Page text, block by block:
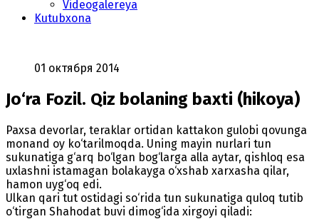
Videogalereya
Kutubxona
01 октября 2014
Jo‘ra Fozil. Qiz bolaning baxti (hikoya)
Paxsa devorlar, teraklar ortidan kattakon gulobi qovunga
monand oy ko‘tarilmoqda. Uning mayin nurlari tun
sukunatiga g‘arq bo‘lgan bog‘larga alla aytar, qishloq esa
uxlashni istamagan bolakayga o‘xshab xarxasha qilar,
hamon uyg‘oq edi.
Ulkan qari tut ostidagi so‘rida tun sukunatiga quloq tutib
o‘tirgan Shahodat buvi dimog‘ida xirgoyi qiladi: